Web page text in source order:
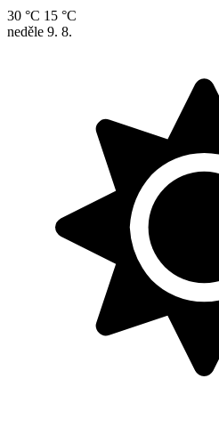
30 °C 15 °C
neděle 9. 8.